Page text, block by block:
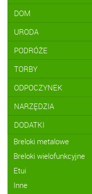
DOM
URODA
PODRÓŻE
TORBY
ODPOCZYNEK
NARZĘDZIA
DODATKI
Breloki metalowe
Breloki wielofunkcyjne
Etui
Inne